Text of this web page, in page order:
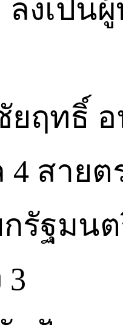
งเป็น
ยฤทธิ์
4 สาย
รัฐมน
3